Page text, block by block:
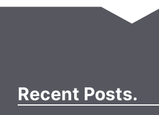
Recent Posts.